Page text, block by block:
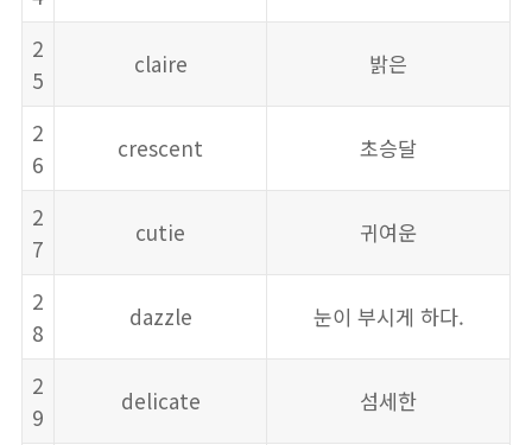
2
5
claire 밝은
2
6
crescent 초승달
2
7
cutie 귀여운
2
8
dazzle 눈이 부시게 하다.
2
9
delicate 섬세한